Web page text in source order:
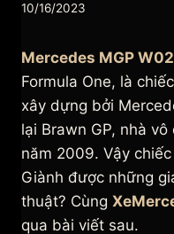
10/16/2023
Mercedes MGP W02
Formula One, là
xây dựng bởi
lại Brawn GP, nhà
năm 2009. Vậy
Giành được những
thuật? Cùng
qua bài viết sau.